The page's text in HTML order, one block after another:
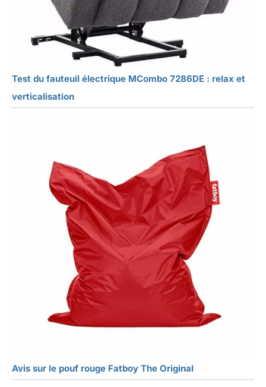
Test du fauteuil électrique MCombo 7286DE : relax et
verticalisation
Avis sur le pouf rouge Fatboy The Original